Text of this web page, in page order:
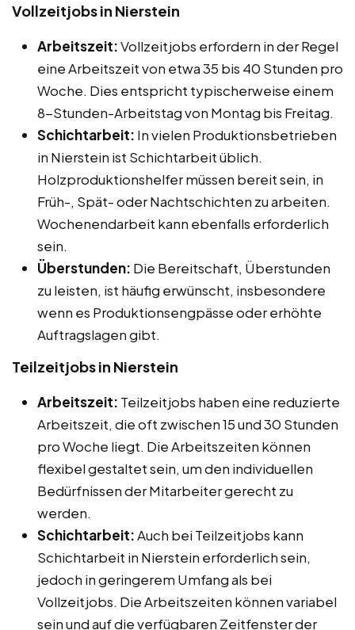
Vollzeitjobs in Nierstein
Arbeitszeit:Vollzeitjobs erfordern in der Regel
eine Arbeitszeit von etwa 35 bis 40 Stunden pro
Woche. Dies entspricht typischerweise einem
8-Stunden-Arbeitstag von Montag bis Freitag.
Schichtarbeit: In vielen Produktionsbetrieben
in Nierstein ist Schichtarbeit üblich.
Holzproduktionshelfer müssen bereit sein, in
Früh-, Spät- oder Nachtschichten zu arbeiten.
Wochenendarbeit kann ebenfalls erforderlich
sein.
Überstunden: Die Bereitschaft, Überstunden
zu leisten, ist häufig erwünscht, insbesondere
wenn es Produktionsengpässe oder erhöhte
Auftragslagen gibt.
Teilzeitjobs in Nierstein
Arbeitszeit: Teilzeitjobs haben eine reduzierte
Arbeitszeit, die oft zwischen 15 und 30 Stunden
pro Woche liegt. Die Arbeitszeiten können
flexibel gestaltet sein, um den individuellen
Bedürfnissen der Mitarbeiter gerecht zu
werden.
Schichtarbeit:Auch bei Teilzeitjobs kann
Schichtarbeit in Nierstein erforderlich sein,
jedoch in geringerem Umfang als bei
Vollzeitjobs. Die Arbeitszeiten können variabel
sein und auf die verfügbaren Zeitfenster der